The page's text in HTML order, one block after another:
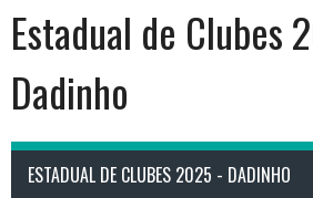
Estadual de Clubes
Dadinho
ESTADUAL DE CLUBES 2025 - DADINHO